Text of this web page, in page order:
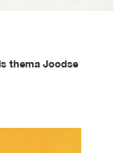
thema Joodse